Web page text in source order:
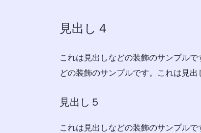
見出し４
これは見出しなどの装飾のサンプル
どの装飾のサンプルです。これは見出
見出し５
これは見出しなどの装飾のサンプル